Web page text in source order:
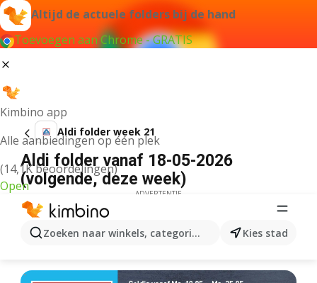
Altijd de actuele folders bij de hand
Toevoegen aan Chrome - GRATIS
Kimbino app
Alle aanbiedingen op één plek
(14,1K beoordelingen)
Open
Zoeken naar winkels, categorieën, producten...
Kies stad
Aldi folder week 21
Aldi folder vanaf 18-05-2026
(volgende, deze week)
ADVERTENTIE